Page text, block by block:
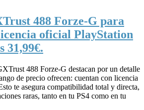
488 Forze-G para
oficial PlayStation
31,99€.
488 Forze-G destacan por un detalle
de precio ofrecen: cuentan con licencia
te asegura compatibilidad total y directa,
raras, tanto en tu PS4 como en tu